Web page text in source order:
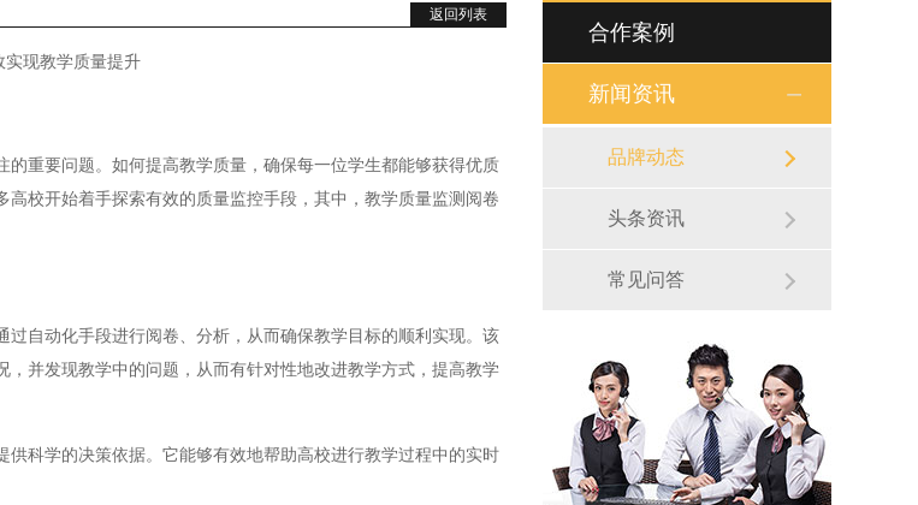
返回列表
实现教学质量提升
重要问题。如何提高教学质量，确保每一位学生都能够获得优质
校开始着手探索有效的质量监控手段，其中，教学质量监测阅卷
自动化手段进行阅卷、分析，从而确保教学目标的顺利实现。该
并发现教学中的问题，从而有针对性地改进教学方式，提高教学
科学的决策依据。它能够有效地帮助高校进行教学过程中的实时
合作案例
新闻资讯
品牌动态
头条资讯
常见问答